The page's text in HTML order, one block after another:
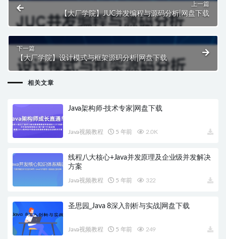
上一篇
【大厂学院】JUC并发编程与源码分析|网盘下载
下一篇
【大厂学院】设计模式与框架源码分析|网盘下载
相关文章
Java架构师-技术专家|网盘下载
Java视频教程 5 年前 2.0K
线程八大核心+Java并发原理及企业级并发解决
方案
Java视频教程 5 年前 322
圣思园_Java 8深入剖析与实战|网盘下载
Java视频教程 5 年前 249